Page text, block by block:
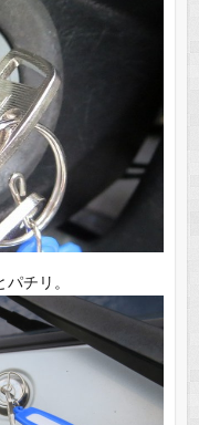
チリ。